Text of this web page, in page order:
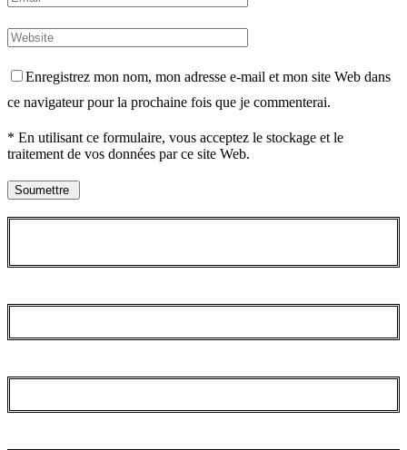
Enregistrez mon nom, mon adresse e-mail et mon site Web dans
ce navigateur pour la prochaine fois que je commenterai.
* En utilisant ce formulaire, vous acceptez le stockage et le
traitement de vos données par ce site Web.